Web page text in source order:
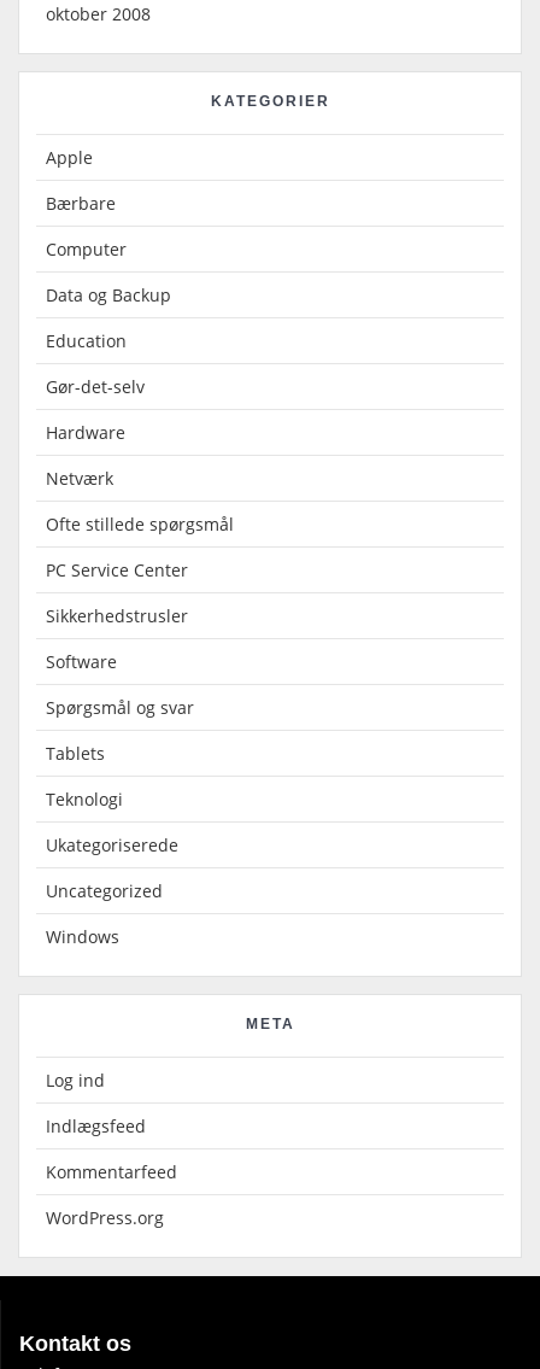
oktober 2008
KATEGORIER
Apple
Bærbare
Computer
Data og Backup
Education
Gør-det-selv
Hardware
Netværk
Ofte stillede spørgsmål
PC Service Center
Sikkerhedstrusler
Software
Spørgsmål og svar
Tablets
Teknologi
Ukategoriserede
Uncategorized
Windows
META
Log ind
Indlægsfeed
Kommentarfeed
WordPress.org
Kontakt os